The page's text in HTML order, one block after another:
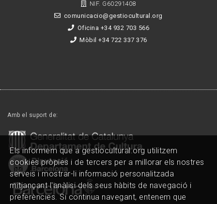
NIF. G60291408
comunicacio@gestiocultural.org
Oficina +34 932 703 566
Mòbil +34 722 337 376
Amb el suport de:
Els informem que a gestiocultural.org utilitzem
cookies pròpies i de tercers per a millorar els nostres
serveis i mostrar-li informació personalitzada
mitjançant l'anàlisi dels seus hàbits de navegació i
preferències. Si continua navegant, entenem que